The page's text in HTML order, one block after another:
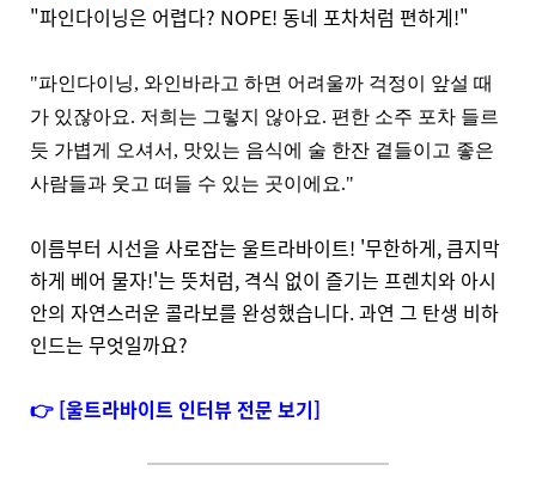
"파인다이닝은 어렵다? NOPE! 동네 포차처럼 편하게!"
"파인다이닝, 와인바라고 하면 어려울까 걱정이 앞설 때
가 있잖아요. 저희는 그렇지 않아요. 편한 소주 포차 들르
듯 가볍게 오셔서, 맛있는 음식에 술 한잔 곁들이고 좋은
사람들과 웃고 떠들 수 있는 곳이에요."
이름부터 시선을 사로잡는 울트라바이트! '무한하게, 큼지막
하게 베어 물자!'는 뜻처럼, 격식 없이 즐기는 프렌치와 아시
안의 자연스러운 콜라보를 완성했습니다. 과연 그 탄생 비하
인드는 무엇일까요?
👉 [울트라바이트 인터뷰 전문 보기]